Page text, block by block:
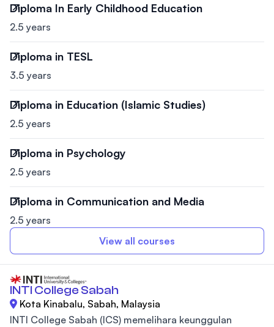
Diploma In Early Childhood Education
2.5 years
Diploma in TESL
3.5 years
Diploma in Education (Islamic Studies)
2.5 years
Diploma in Psychology
2.5 years
Diploma in Communication and Media
2.5 years
View all courses
INTI College Sabah
Kota Kinabalu, Sabah, Malaysia
INTI College Sabah (ICS) memelihara keunggulan